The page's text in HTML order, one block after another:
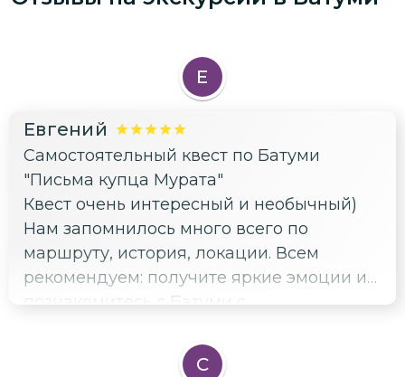
Е
Евгений
Самостоятельный квест по Батуми
"Письма купца Мурата"
Квест очень интересный и необычный)
Нам запомнилось много всего по
маршруту, история, локации. Всем
рекомендуем: получите яркие эмоции и
познакомитесь с Батуми с
С